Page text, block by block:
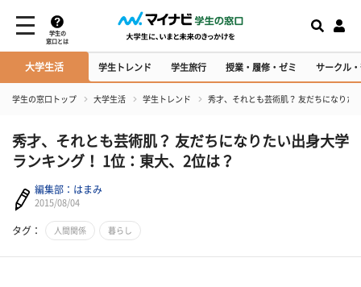
学生の
窓口とは
大学生活 学生トレンド 学生旅行 授業・履修・ゼミ サークル
学生の窓口トップ 大学生活 学生トレンド 秀才、それとも芸術肌？ 友だちになりた
秀才、それとも芸術肌？ 友だちになりたい出身大学
ランキング！ 1位：東大、2位は？
編集部：はまみ
2015/08/04
タグ： 人間関係 暮らし